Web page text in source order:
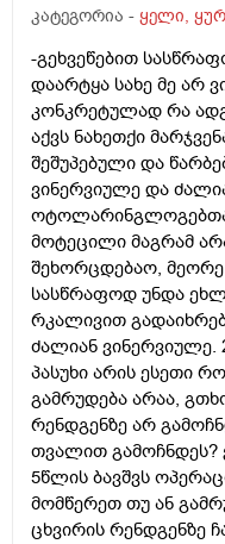
კატეგორია - ყელი,
-გეხვეწებით
დაარტყა სახე მე არ
კონკრეტულად რა
აქვს ნახეთქი
შეშუპებული და
ვინერვიულე და
მოტეცილი მაგრამ
შეხორცდებაო,
სასწრაფოდ უნდა
რკალივით
ძალიან ვინერვიულე.
პასუხი არის ესეთი
გამრუდება არაა,
რენდგენზე არ
თვალით გამოჩნდეს?
5წლის ბავშვს
მომწერეთ თუ ან
ცხვირის რენდგენზე